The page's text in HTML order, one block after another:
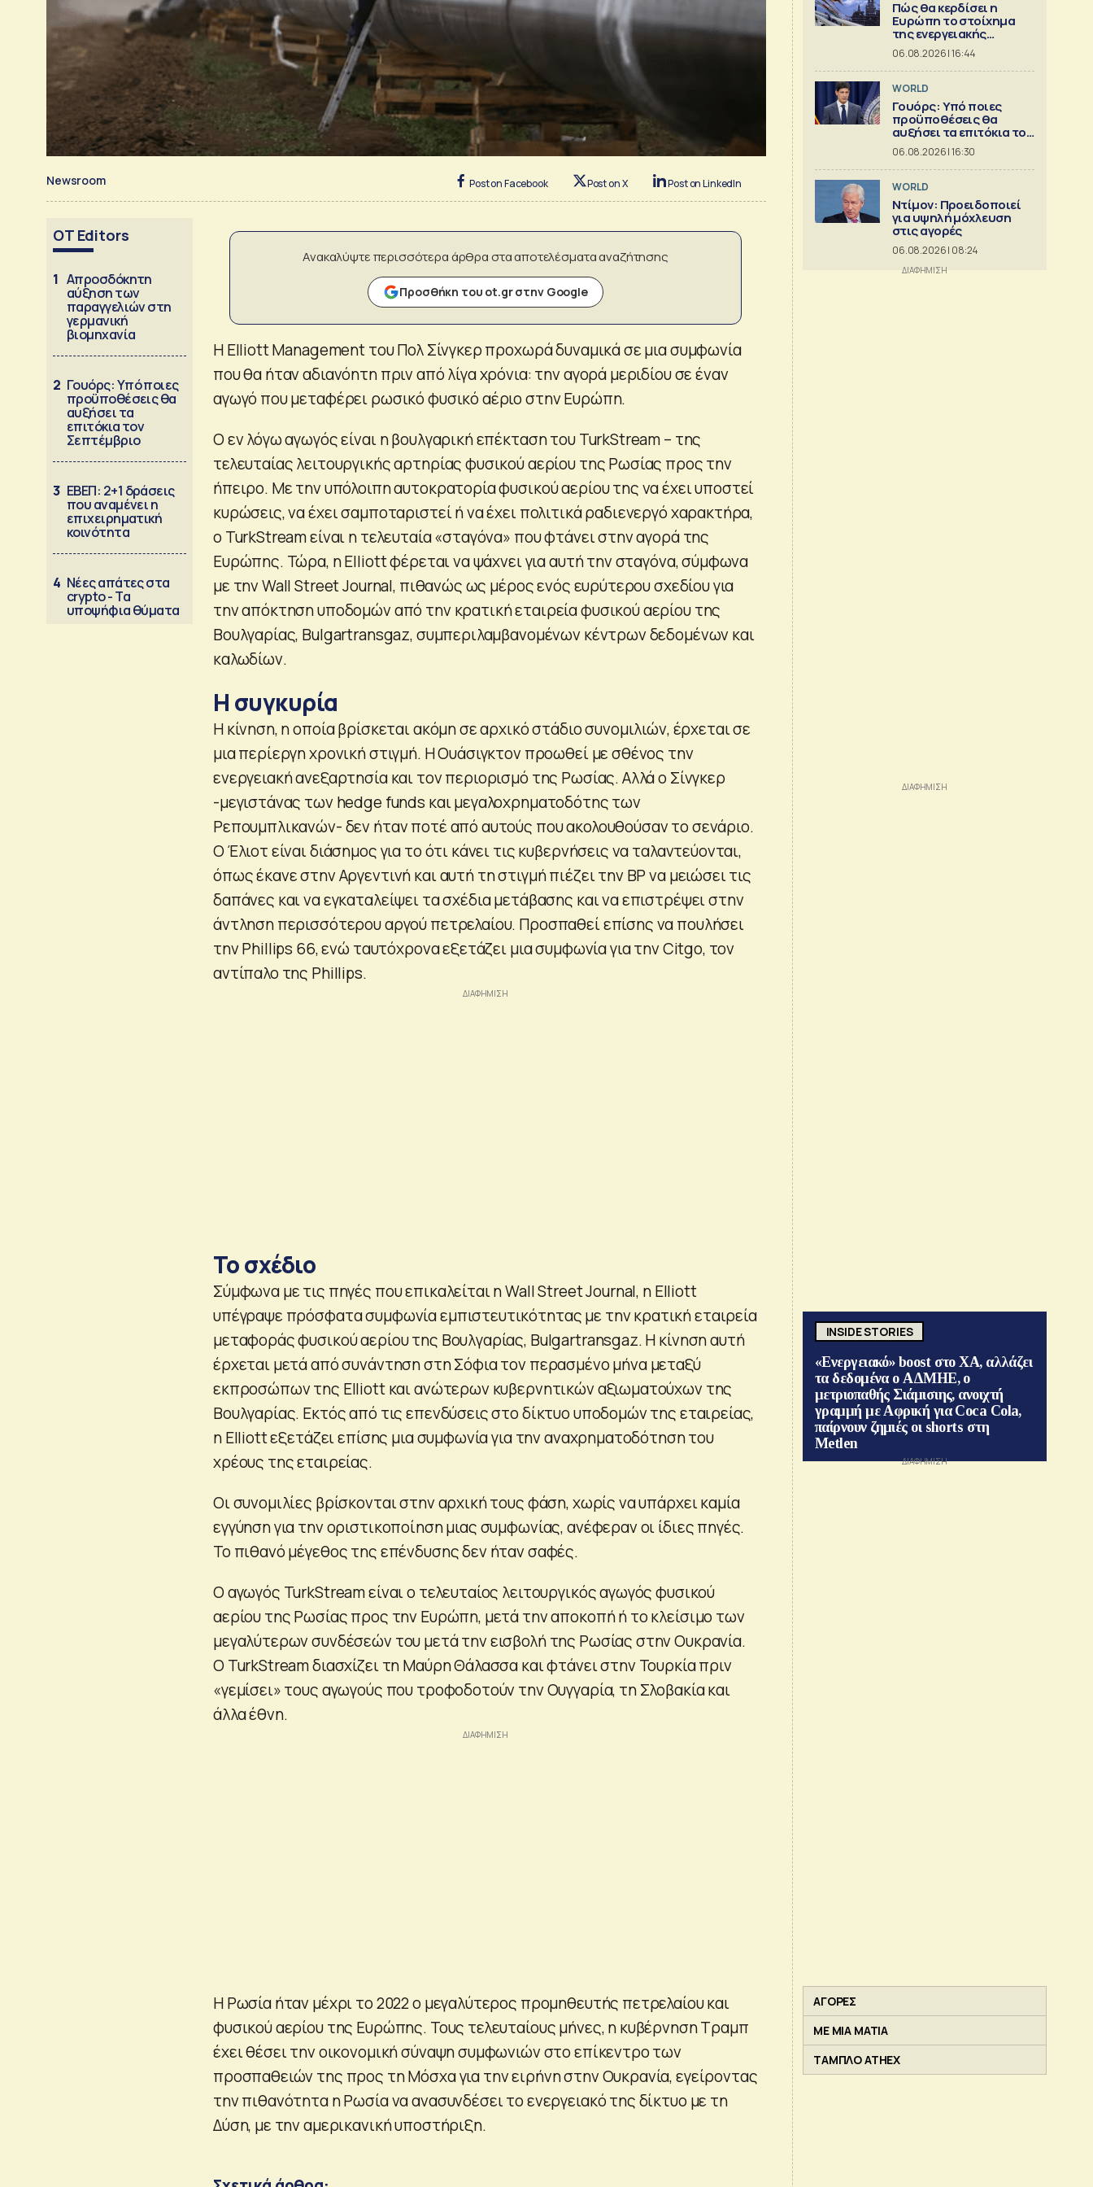
Newsroom Post on Facebook Post on X Post on LinkedIn
OT Editors
1 Απροσδόκητη
αύξηση των
παραγγελιών στη
γερμανική
βιομηχανία
2 Γουόρς: Υπό ποιες
προϋποθέσεις θα
αυξήσει τα
επιτόκια τον
Σεπτέμβριο
3 ΕΒΕΠ: 2+1 δράσεις
που αναμένει η
επιχειρηματική
κοινότητα
4 Νέες απάτες στα
crypto - Τα
υποψήφια θύματα
Ανακαλύψτε περισσότερα άρθρα στα αποτελέσματα αναζήτησης
Προσθήκη του ot.gr στην Google
Η Elliott Management του Πολ Σίνγκερ προχωρά δυναμικά σε μια συμφωνία
που θα ήταν αδιανόητη πριν από λίγα χρόνια: την αγορά μεριδίου σε έναν
αγωγό που μεταφέρει ρωσικό φυσικό αέριο στην Ευρώπη.
Ο εν λόγω αγωγός είναι η βουλγαρική επέκταση του TurkStream – της
τελευταίας λειτουργικής αρτηρίας φυσικού αερίου της Ρωσίας προς την
ήπειρο. Με την υπόλοιπη αυτοκρατορία φυσικού αερίου της να έχει υποστεί
κυρώσεις, να έχει σαμποταριστεί ή να έχει πολιτικά ραδιενεργό χαρακτήρα,
ο TurkStream είναι η τελευταία «σταγόνα» που φτάνει στην αγορά της
Ευρώπης. Τώρα, η Elliott φέρεται να ψάχνει για αυτή την σταγόνα, σύμφωνα
με την Wall Street Journal, πιθανώς ως μέρος ενός ευρύτερου σχεδίου για
την απόκτηση υποδομών από την κρατική εταιρεία φυσικού αερίου της
Βουλγαρίας, Bulgartransgaz, συμπεριλαμβανομένων κέντρων δεδομένων και
καλωδίων.
Η συγκυρία
Η κίνηση, η οποία βρίσκεται ακόμη σε αρχικό στάδιο συνομιλιών, έρχεται σε
μια περίεργη χρονική στιγμή. Η Ουάσιγκτον προωθεί με σθένος την
ενεργειακή ανεξαρτησία και τον περιορισμό της Ρωσίας. Αλλά ο Σίνγκερ
-μεγιστάνας των hedge funds και μεγαλοχρηματοδότης των
Ρεπουμπλικανών- δεν ήταν ποτέ από αυτούς που ακολουθούσαν το σενάριο.
Ο Έλιοτ είναι διάσημος για το ότι κάνει τις κυβερνήσεις να ταλαντεύονται,
όπως έκανε στην Αργεντινή και αυτή τη στιγμή πιέζει την BP να μειώσει τις
δαπάνες και να εγκαταλείψει τα σχέδια μετάβασης και να επιστρέψει στην
άντληση περισσότερου αργού πετρελαίου. Προσπαθεί επίσης να πουλήσει
την Phillips 66, ενώ ταυτόχρονα εξετάζει μια συμφωνία για την Citgo, τον
αντίπαλο της Phillips.
To σχέδιο
Σύμφωνα με τις πηγές που επικαλείται η Wall Street Journal, η Elliott
υπέγραψε πρόσφατα συμφωνία εμπιστευτικότητας με την κρατική εταιρεία
μεταφοράς φυσικού αερίου της Βουλγαρίας, Bulgartransgaz. Η κίνηση αυτή
έρχεται μετά από συνάντηση στη Σόφια τον περασμένο μήνα μεταξύ
εκπροσώπων της Elliott και ανώτερων κυβερνητικών αξιωματούχων της
Βουλγαρίας. Εκτός από τις επενδύσεις στο δίκτυο υποδομών της εταιρείας,
η Elliott εξετάζει επίσης μια συμφωνία για την αναχρηματοδότηση του
χρέους της εταιρείας.
Οι συνομιλίες βρίσκονται στην αρχική τους φάση, χωρίς να υπάρχει καμία
εγγύηση για την οριστικοποίηση μιας συμφωνίας, ανέφεραν οι ίδιες πηγές.
Το πιθανό μέγεθος της επένδυσης δεν ήταν σαφές.
Ο αγωγός TurkStream είναι ο τελευταίος λειτουργικός αγωγός φυσικού
αερίου της Ρωσίας προς την Ευρώπη, μετά την αποκοπή ή το κλείσιμο των
μεγαλύτερων συνδέσεών του μετά την εισβολή της Ρωσίας στην Ουκρανία.
Ο TurkStream διασχίζει τη Μαύρη Θάλασσα και φτάνει στην Τουρκία πριν
«γεμίσει» τους αγωγούς που τροφοδοτούν την Ουγγαρία, τη Σλοβακία και
άλλα έθνη.
Η Ρωσία ήταν μέχρι το 2022 ο μεγαλύτερος προμηθευτής πετρελαίου και
φυσικού αερίου της Ευρώπης. Τους τελευταίους μήνες, η κυβέρνηση Τραμπ
έχει θέσει την οικονομική σύναψη συμφωνιών στο επίκεντρο των
προσπαθειών της προς τη Μόσχα για την ειρήνη στην Ουκρανία, εγείροντας
την πιθανότητα η Ρωσία να ανασυνδέσει το ενεργειακό της δίκτυο με τη
Δύση, με την αμερικανική υποστήριξη.
Πώς θα κερδίσει η
Ευρώπη το στοίχημα
της ενεργειακής
ασφάλειας
06.08.2026 | 16:44
WORLD
Γουόρς: Υπό ποιες
προϋποθέσεις θα
αυξήσει τα επιτόκια τον
Σεπτέμβριο
06.08.2026 | 16:30
WORLD
Ντίμον: Προειδοποιεί
για υψηλή μόχλευση
στις αγορές
06.08.2026 | 08:24
INSIDE STORIES
«Ενεργειακό» boost στο ΧΑ, αλλάζει
τα δεδομένα ο ΑΔΜΗΕ, ο
μετριοπαθής Σιάμισιης, ανοιχτή
γραμμή με Αφρική για Coca Cola,
παίρνουν ζημιές οι shorts στη
Metlen
ΑΓΟΡΕΣ
ΜΕ ΜΙΑ ΜΑΤΙΑ
ΤΑΜΠΛΟ ATHEX